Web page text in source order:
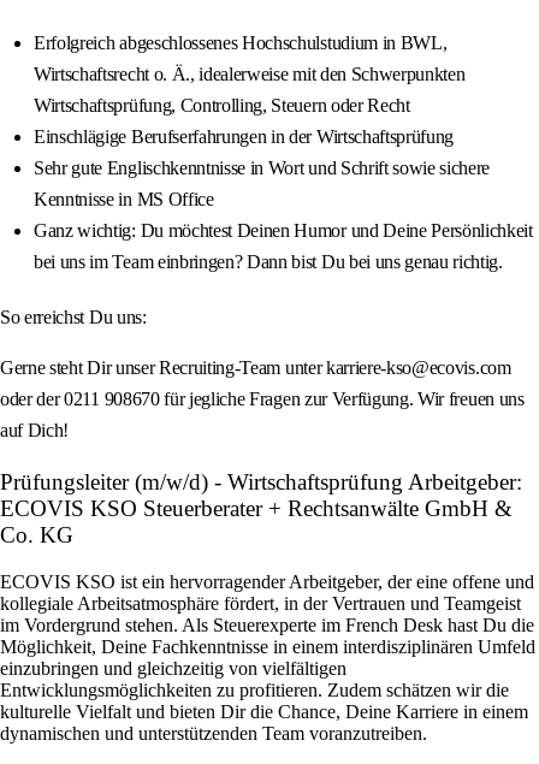
Erfolgreich abgeschlossenes Hochschulstudium in BWL,
Wirtschaftsrecht o. Ä., idealerweise mit den Schwerpunkten
Wirtschaftsprüfung, Controlling, Steuern oder Recht
Einschlägige Berufserfahrungen in der Wirtschaftsprüfung
Sehr gute Englischkenntnisse in Wort und Schrift sowie sichere
Kenntnisse in MS Office
Ganz wichtig: Du möchtest Deinen Humor und Deine Persönlichkeit
bei uns im Team einbringen? Dann bist Du bei uns genau richtig.
So erreichst Du uns:
Gerne steht Dir unser Recruiting-Team unter karriere-kso@ecovis.com
oder der 0211 908670 für jegliche Fragen zur Verfügung. Wir freuen uns
auf Dich!
Prüfungsleiter (m/w/d) - Wirtschaftsprüfung Arbeitgeber:
ECOVIS KSO Steuerberater + Rechtsanwälte GmbH &
Co. KG
ECOVIS KSO ist ein hervorragender Arbeitgeber, der eine offene und
kollegiale Arbeitsatmosphäre fördert, in der Vertrauen und Teamgeist
im Vordergrund stehen. Als Steuerexperte im French Desk hast Du die
Möglichkeit, Deine Fachkenntnisse in einem interdisziplinären Umfeld
einzubringen und gleichzeitig von vielfältigen
Entwicklungsmöglichkeiten zu profitieren. Zudem schätzen wir die
kulturelle Vielfalt und bieten Dir die Chance, Deine Karriere in einem
dynamischen und unterstützenden Team voranzutreiben.